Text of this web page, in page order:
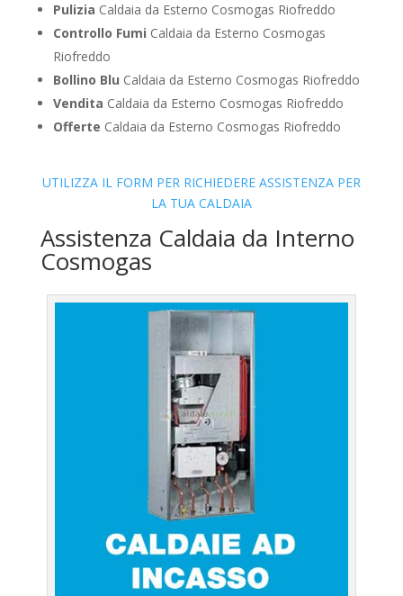
Pulizia Caldaia da Esterno Cosmogas Riofreddo
Controllo Fumi Caldaia da Esterno Cosmogas
Riofreddo
Bollino Blu Caldaia da Esterno Cosmogas Riofreddo
Vendita Caldaia da Esterno Cosmogas Riofreddo
Offerte Caldaia da Esterno Cosmogas Riofreddo
UTILIZZA IL FORM PER RICHIEDERE ASSISTENZA PER
LA TUA CALDAIA
Assistenza Caldaia da Interno
Cosmogas